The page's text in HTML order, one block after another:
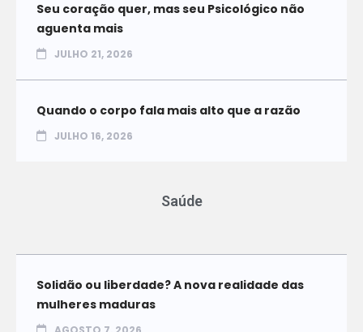
Seu coração quer, mas seu Psicológico não
aguenta mais
JULHO 21, 2026
Quando o corpo fala mais alto que a razão
JULHO 16, 2026
Saúde
Solidão ou liberdade? A nova realidade das
mulheres maduras